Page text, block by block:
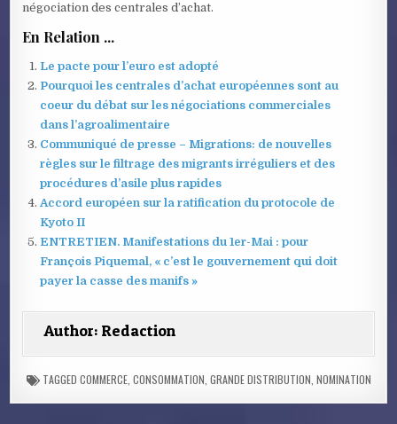
négociation des centrales d’achat.
En Relation ...
Le pacte pour l’euro est adopté
Pourquoi les centrales d’achat européennes sont au
coeur du débat sur les négociations commerciales
dans l’agroalimentaire
Communiqué de presse – Migrations: de nouvelles
règles sur le filtrage des migrants irréguliers et des
procédures d’asile plus rapides
Accord européen sur la ratification du protocole de
Kyoto II
ENTRETIEN. Manifestations du 1er-Mai : pour
François Piquemal, « c’est le gouvernement qui doit
payer la casse des manifs »
Author: Redaction
TAGGED COMMERCE, CONSOMMATION GRANDE DISTRIBUTION NOMINATION